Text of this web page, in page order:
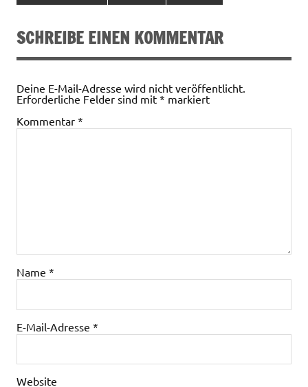
SCHREIBE EINEN KOMMENTAR
Deine E-Mail-Adresse wird nicht veröffentlicht.
Erforderliche Felder sind mit * markiert
Kommentar *
Name *
E-Mail-Adresse *
Website